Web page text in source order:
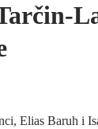
Elias Baruh i